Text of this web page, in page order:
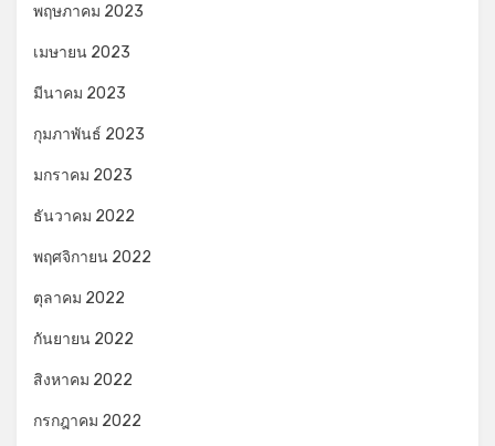
พฤษภาคม 2023
เมษายน 2023
มีนาคม 2023
กุมภาพันธ์ 2023
มกราคม 2023
ธันวาคม 2022
พฤศจิกายน 2022
ตุลาคม 2022
กันยายน 2022
สิงหาคม 2022
กรกฎาคม 2022